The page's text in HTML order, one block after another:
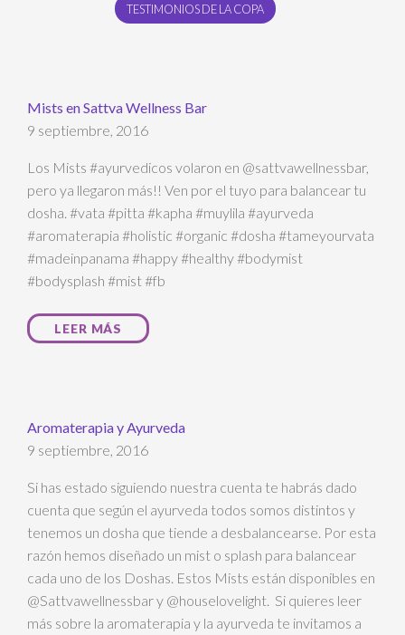
TESTIMONIOS DE LA COPA
Mists en Sattva Wellness Bar
9 septiembre, 2016
Los Mists #ayurvedicos volaron en @sattvawellnessbar,
pero ya llegaron más!! Ven por el tuyo para balancear tu
dosha. #vata #pitta #kapha #muylila #ayurveda
#aromaterapia #holistic #organic #dosha #tameyourvata
#madeinpanama #happy #healthy #bodymist
#bodysplash #mist #fb
LEER MÁS
Aromaterapia y Ayurveda
9 septiembre, 2016
Si has estado siguiendo nuestra cuenta te habrás dado
cuenta que según el ayurveda todos somos distintos y
tenemos un dosha que tiende a desbalancearse. Por esta
razón hemos diseñado un mist o splash para balancear
cada uno de los Doshas. Estos Mists están disponibles en
@Sattvawellnessbar y @houselovelight. Si quieres leer
más sobre la aromaterapia y la ayurveda te invitamos a